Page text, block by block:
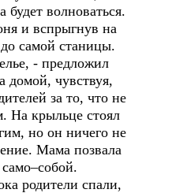
будет волноваться.
и вспрыгнув на
самой станицы.
- предложил
домой, чувствуя,
за то, что не
На крыльце стоял
но он ничего не
Мама позвала
родители спали,